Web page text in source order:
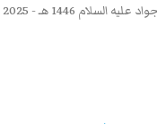
الحسيني الحاج عمار الكناني - ليالي إستشهاد الإمام الجواد عليه السلام 1446 هـ - 2025